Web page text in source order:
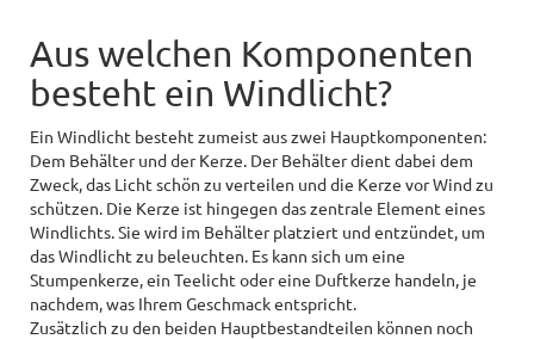
Aus welchen Komponenten
besteht ein Windlicht?
Ein Windlicht besteht zumeist aus zwei Hauptkomponenten:
Dem Behälter und der Kerze. Der Behälter dient dabei dem
Zweck, das Licht schön zu verteilen und die Kerze vor Wind zu
schützen. Die Kerze ist hingegen das zentrale Element eines
Windlichts. Sie wird im Behälter platziert und entzündet, um
das Windlicht zu beleuchten. Es kann sich um eine
Stumpenkerze, ein Teelicht oder eine Duftkerze handeln, je
nachdem, was Ihrem Geschmack entspricht.
Zusätzlich zu den beiden Hauptbestandteilen können noch